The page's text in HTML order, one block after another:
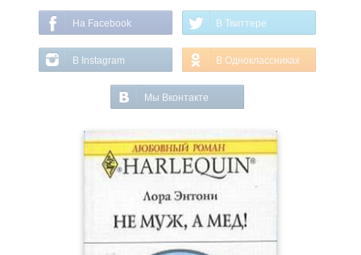
На Facebook В Твиттере
В Instagram В Одноклассниках
Мы Вконтакте